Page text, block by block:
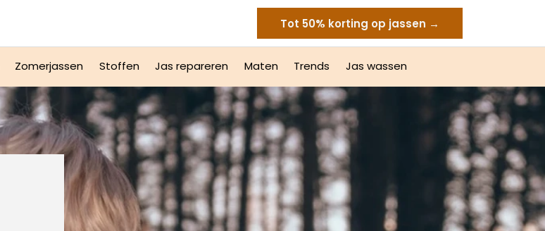
Tot 50% korting op jassen →
Zomerjassen Stoffen Jas repareren Maten Trends Jas wassen